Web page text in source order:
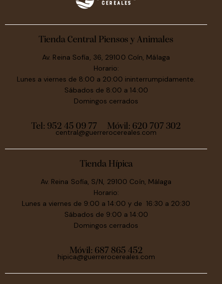
Tienda Central Piensos y Animales
Av. Reina Sofía, 36, 29100 Coín, Málaga
Horario:
Lunes a viernes de 8:00 a 20:00 ininterrumpidamente.
Sábados de 8:00 a 14:00
Domingos cerrados
Tel: 952 45 09 77 Móvil: 620 707 302
central@guerrerocereales.com
Tienda Hípica
Av. Reina Sofía, S/N, 29100 Coín, Málaga
Horario:
Lunes a viernes de 9:00 a 14:00 y de 16:30 a 20:30
Sábados de 9:00 a 14:00
Domingos cerrados
Móvil: 687 865 452
hipica@guerrerocereales.com